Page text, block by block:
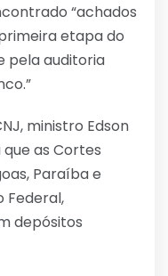
“achados
etapa do
pela auditoria
ministro Edson
as Cortes
Paraíba e
Federal,
depósitos